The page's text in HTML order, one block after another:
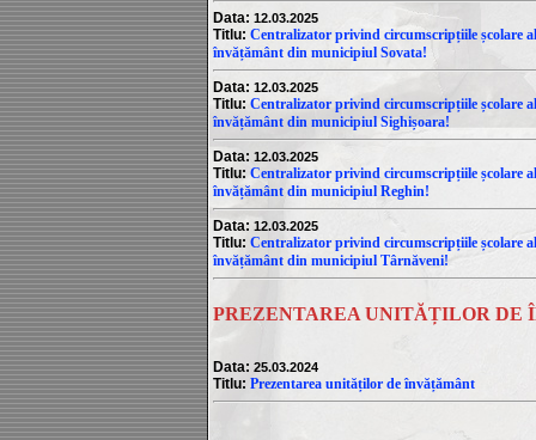
Data: 12.03.2025
Titlu: Centralizator privind circumscripțiile școlare
învățământ din municipiul Sovata!
Data: 12.03.2025
Titlu: Centralizator privind circumscripțiile școlare
învățământ din municipiul Sighișoara!
Data: 12.03.2025
Titlu: Centralizator privind circumscripțiile școlare
învățământ din municipiul Reghin!
Data: 12.03.2025
Titlu: Centralizator privind circumscripțiile școlare
învățământ din municipiul Târnăveni!
PREZENTAREA UNITĂȚILOR DE
Data: 25.03.2024
Titlu: Prezentarea unităților de învățământ